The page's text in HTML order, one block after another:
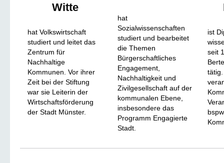
Witte
hat Volkswirtschaft
studiert und leitet das
Zentrum für
Nachhaltige
Kommunen. Vor ihrer
Zeit bei der Stiftung
war sie Leiterin der
Wirtschaftsförderung
der Stadt Münster.
hat
Sozialwissenschaften
studiert und bearbeitet
die Themen
Bürgerschaftliches
Engagement,
Nachhaltigkeit und
Zivilgesellschaft auf der
kommunalen Ebene,
insbesondere das
Programm Engagierte
Stadt.
ist
seit